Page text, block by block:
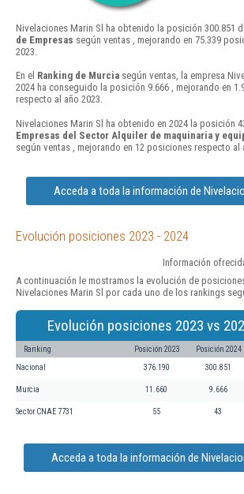
Nivelaciones Marin Sl ha obtenido la posición 300.851
de Empresas según ventas , mejorando en 75.339
2023.
En el Ranking de Murcia según ventas, la empresa
2024 ha conseguido la posición 9.666 , mejorando en
respecto al año 2023.
Nivelaciones Marin Sl ha obtenido en 2024 la posición
Empresas del Sector Alquiler de maquinaria y
según ventas , mejorando en 12 posiciones respecto al
Acceda a toda la información de
Evolución posiciones 2023 - 2024
Información
A continuación le mostramos la evolución de
Nivelaciones Marin Sl por cada uno de los rankings
Evolución posiciones 2023 vs
Ranking Posición 2023 Posición 2024
Nacional 376.190 300.851
Murcia 11.660 9.666
Sector CNAE 7731 55 43
Acceda a toda la información de